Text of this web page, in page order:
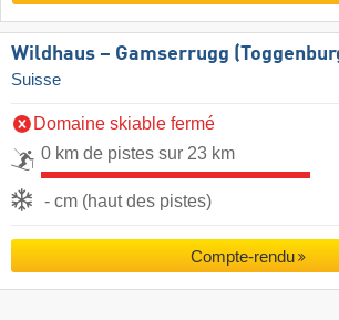
Wildhaus – Gamserrugg
Suisse
Domaine skiable fermé
0 km de pistes sur 23 km
- cm (haut des pistes)
Compte-rendu